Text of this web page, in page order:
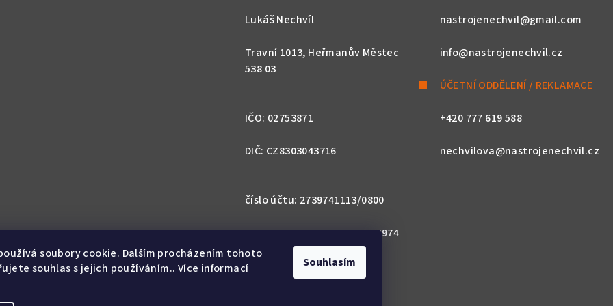
soubory cookie. Dalším procházením tohoto
souhlas s jejich používáním.. Více informací
Souhlasím
Lukáš Nechvíl
Travní 1013, Heřmanův Městec
538 03
IČO: 02753871
DIČ: CZ8303043716
číslo účtu: 2739741113/0800
IBAN: CZ57 0800 0000 0027 3974
1113
SWIFT: GIBACZPX
nastrojenechvil@gmail.com
info@nastrojenechvil.cz
ÚČETNÍ ODDĚLENÍ / REKLAMACE
+420 777 619 588
nechvilova@nastrojenechvil.cz